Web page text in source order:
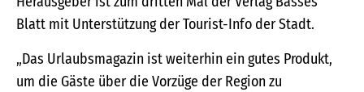
Blatt mit Unterstützung der Tourist-Info der Stadt.
„Das Urlaubsmagazin ist weiterhin ein gutes Produkt,
um die Gäste über die Vorzüge der Region zu